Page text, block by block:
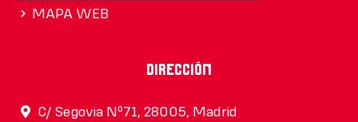
MAPA WEB
Dirección
C/ Segovia Nº71, 28005, Madrid